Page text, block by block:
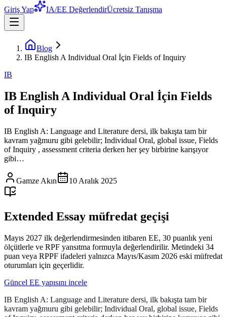
Giriş Yap
IA/EE DeğerlendirÜcretsiz Tanışma
Blog
IB English A Individual Oral İçin Fields of Inquiry
IB
IB English A Individual Oral İçin Fields
of Inquiry
IB English A: Language and Literature dersi, ilk bakışta tam bir
kavram yağmuru gibi gelebilir; Individual Oral, global issue, Fields
of Inquiry , assessment criteria derken her şey birbirine karışıyor
gibi…
Gamze Akın 10 Aralık 2025
Extended Essay müfredat geçişi
Mayıs 2027 ilk değerlendirmesinden itibaren EE, 30 puanlık yeni
ölçütlerle ve RPF yansıtma formuyla değerlendirilir. Metindeki 34
puan veya RPPF ifadeleri yalnızca Mayıs/Kasım 2026 eski müfredat
oturumları için geçerlidir.
Güncel EE yapısını incele
IB English A: Language and Literature dersi, ilk bakışta tam bir
kavram yağmuru gibi gelebilir; Individual Oral, global issue, Fields